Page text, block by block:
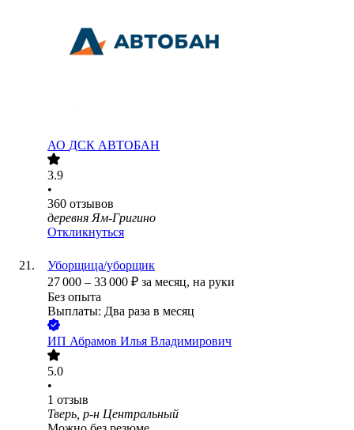
АО ДСК АВТОБАН
3.9
•
360 отзывов
деревня Ям-Григино
Откликнуться
Уборщица/уборщик
27 000 – 33 000 ₽ за месяц, на руки
Без опыта
Выплаты: Два раза в месяц
ИП Абрамов Илья Владимирович
5.0
•
1 отзыв
Тверь, р-н Центральный